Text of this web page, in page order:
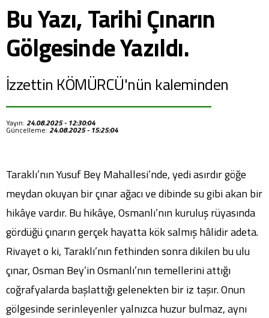
Bu Yazı, Tarihi Çınarın
Gölgesinde Yazıldı.
İzzettin KÖMÜRCÜ'nün kaleminden
Yayın: 24.08.2025 - 12:30:04
Güncelleme: 24.08.2025 - 15:25:04
Taraklı’nın Yusuf Bey Mahallesi’nde, yedi asırdır göğe
meydan okuyan bir çınar ağacı ve dibinde su gibi akan bir
hikâye vardır. Bu hikâye, Osmanlı’nın kuruluş rüyasında
gördüğü çınarın gerçek hayatta kök salmış hâlidir adeta.
Rivayet o ki, Taraklı’nın fethinden sonra dikilen bu ulu
çınar, Osman Bey’in Osmanlı’nın temellerini attığı
coğrafyalarda başlattığı gelenekten bir iz taşır. Onun
gölgesinde serinleyenler yalnızca huzur bulmaz, aynı